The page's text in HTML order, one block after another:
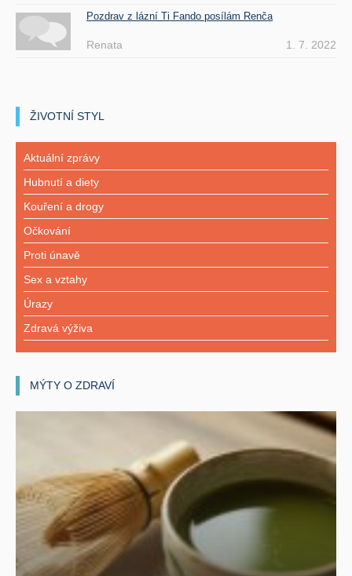
Pozdrav z lázní Ti Fando posílám Renča
Renata 1. 7. 2022
ŽIVOTNÍ STYL
Aktuální zprávy
Hubnutí a diety
Kouření a drogy
Očkování
Proti únavě
Sex a vztahy
Úrazy
Zdravá výživa
MÝTY O ZDRAVÍ